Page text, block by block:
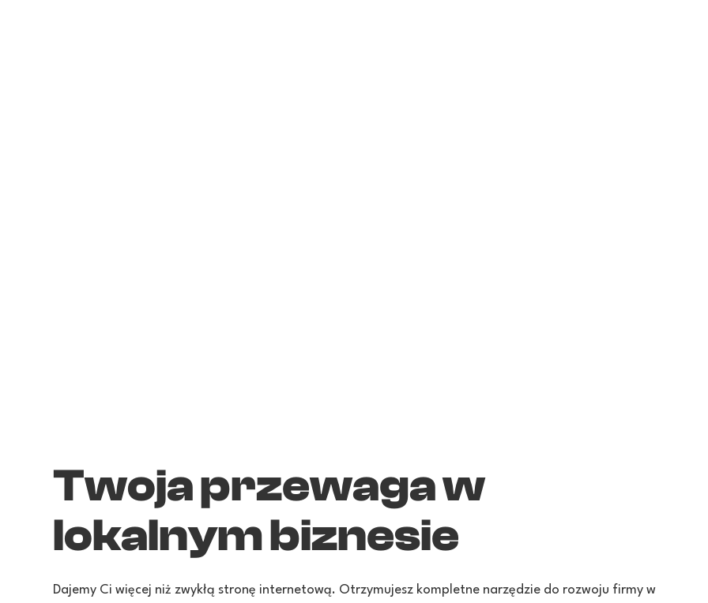
Twoja przewaga w
lokalnym biznesie
Dajemy Ci więcej niż zwykłą stronę internetową. Otrzymujesz kompletne narzędzie do rozwoju firmy w